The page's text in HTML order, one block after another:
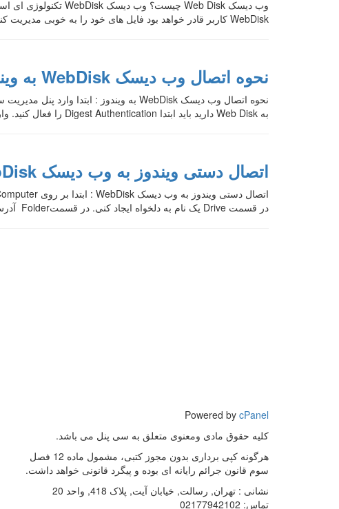
WebDisk کاربر قادر خواهد بود فایل های خود را به خوبی مدیریت کند. با استفاده از وب دیسک WebDisk می توانید […]
نحوه اتصال وب دیسک WebDisk به ویندوز
به Web Disk دارید باید ابتدا Digest Authentication را فعال کنید. وارد صفحه ای همانند […]
اتصال دستی ویندوز به وب دیسک WebDisk
در قسمت Drive یک نام به دلخواه ایجاد کنی. در قسمتFolder آدرس وب سایت خود را بنویسید و در آخر […]
Powered by cPanel
کلیه حقوق مادی ومعنوی متعلق به سی پنل می باشد.
هرگونه کپی برداری بدون مجوز کتبی، مشمول ماده 12 فصل
سوم قانون جرائم رایانه ای بوده و پیگرد قانونی خواهد داشت.
نشانی : تهران, رسالت, خیابان آیت, پلاک 418, واحد 20
تماس: